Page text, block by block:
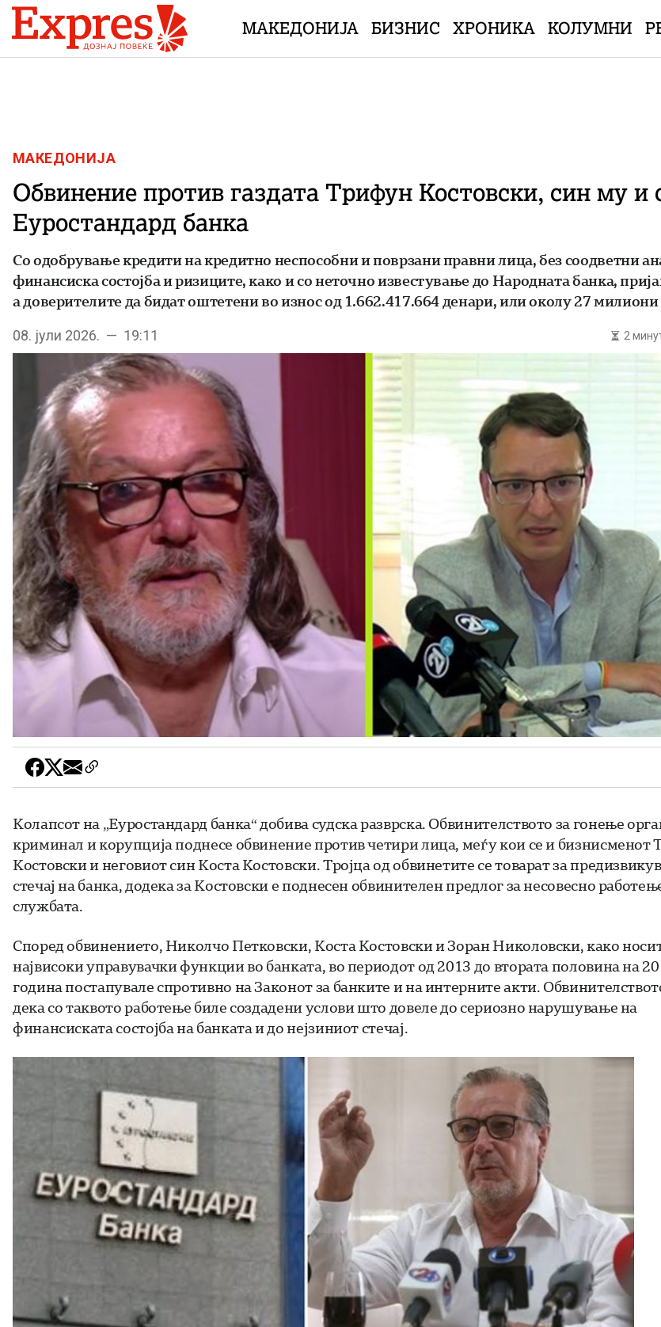
Skip to content
МАКЕДОНИЈА БИЗНИС ХРОНИКА КОЛУМНИ
МАКЕДОНИЈА
Обвинение против газдата Трифун Костовски, син му и
Еуростандард банка
Со одобрување кредити на кредитно неспособни и поврзани правни лица, без соодветни
финансиска состојба и ризиците, како и со неточно известување до Народната банка,
а доверителите да бидат оштетени во износ од 1.662.417.664 денари, или околу 27 милиони
08. јули 2026. — 19:11 2
Колапсот на „Еуростандард банка“ добива судска разврска. Обвинителството за гонење
криминал и корупција поднесе обвинение против четири лица, меѓу кои се и бизнисменот
Костовски и неговиот син Коста Костовски. Тројца од обвинетите се товарат за
стечај на банка, додека за Костовски е поднесен обвинителен предлог за несовесно
службата.
Според обвинението, Николчо Петковски, Коста Костовски и Зоран Николовски, како
највисоки управувачки функции во банката, во периодот од 2013 до втората половина на
година постапувале спротивно на Законот за банките и на интерните акти.
дека со таквото работење биле создадени услови што довеле до сериозно нарушување на
финансиската состојба на банката и до нејзиниот стечај.